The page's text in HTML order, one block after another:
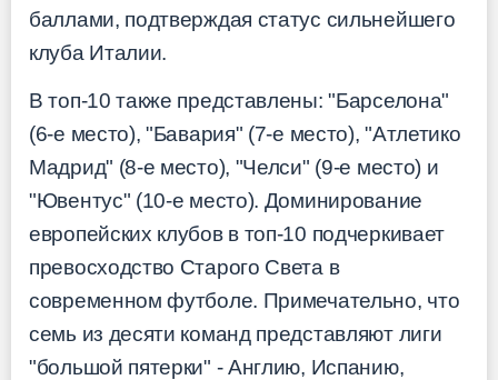
баллами, подтверждая статус сильнейшего
клуба Италии.
В топ-10 также представлены: "Барселона"
(6-е место), "Бавария" (7-е место), "Атлетико
Мадрид" (8-е место), "Челси" (9-е место) и
"Ювентус" (10-е место). Доминирование
европейских клубов в топ-10 подчеркивает
превосходство Старого Света в
современном футболе. Примечательно, что
семь из десяти команд представляют лиги
"большой пятерки" - Англию, Испанию,